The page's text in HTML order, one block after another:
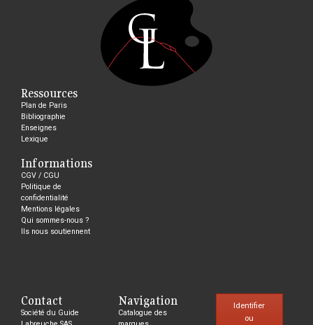
Ressources
Plan de Paris
Bibliographie
Enseignes
Lexique
Informations
CGV / CGU
Politique de
confidentialité
Mentions légales
Qui sommes-nous ?
Ils nous soutiennent
Contact
Société du Guide
Navigation
Catalogue des
Identifier
ou